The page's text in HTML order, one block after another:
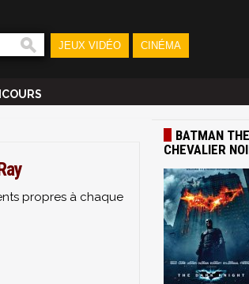
JEUX VIDÉO CINÉMA
propres à chaque
BATMAN
CHEVALIER